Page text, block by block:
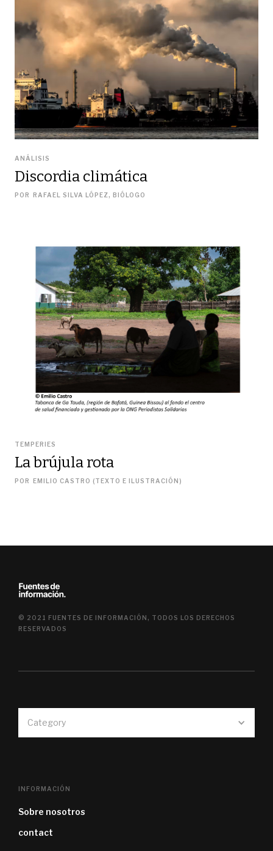
ANÁLISIS
Discordia climática
POR RAFAEL SILVA LÓPEZ, BIÓLOGO
TEMPERIES
La brújula rota
POR EMILIO CASTRO (TEXTO E ILUSTRACIÓN)
© 2021 FUENTES DE INFORMACIÓN, TODOS LOS DERECHOS
RESERVADOS
Category
INFORMACIÓN
Sobre nosotros
contact